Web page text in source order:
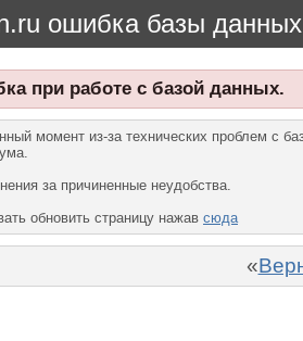
ошибка базы данных
при работе с базой данных.
момент из-за технических проблем с
за причиненные неудобства.
обновить страницу нажав сюда
«